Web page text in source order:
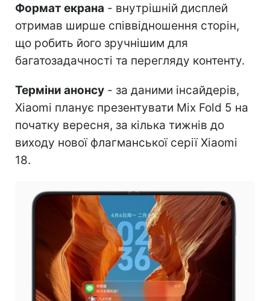
Формат екрана - внутрішній дисплей
отримав ширше співвідношення сторін,
що робить його зручнішим для
багатозадачності та перегляду контенту.
Терміни анонсу - за даними інсайдерів,
Xiaomi планує презентувати Mix Fold 5 на
початку вересня, за кілька тижнів до
виходу нової флагманської серії Xiaomi
18.